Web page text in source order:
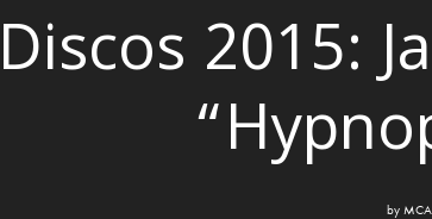
Discos 2015:
by